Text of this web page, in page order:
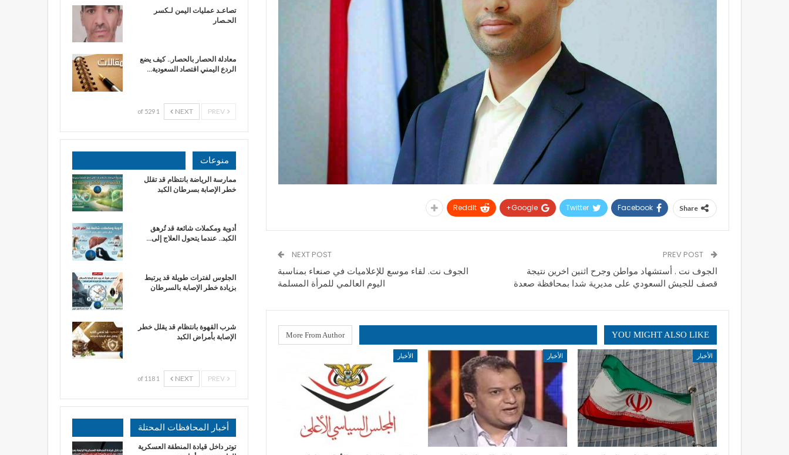
Share
Facebook
Twitter
Google+
ReddIt
الجوف نت . أستشهاد مواطن وجرح اثنين اخرين نتيجة
قصف للجيش السعودي على مديرية شدا بمحافظة صعدة
NEXT POST
الجوف نت. لقاء موسع للإعلاميات في صنعاء بمناسبة
اليوم العالمي للمرأة المسلمة
YOU MIGHT ALSO LIKE
More From Author
الأخبار الأخبار الأخبار
تصاعـد عمليات اليمن لـكسر
الحـصار
معادلة الحصار بالحصار.. كيف يضع
الردع اليمني اقتصاد السعودية…
NEXT
1 of 529
منوعات
ممارسة الرياضة بانتظام قد تقلل
خطر الإصابة بسرطان الكبد
أدوية ومكملات شائعة قد تُرهق
الكبد.. عندما يتحول العلاج إلى…
الجلوس لفترات طويلة قد يرتبط
بزيادة خطر الإصابة بالسرطان
شرب القهوة بانتظام قد يقلل خطر
الإصابة بأمراض الكبد
NEXT
1 of 118
أخبار المحافظات المحتلة
توتر داخل قيادة المنطقة العسكرية